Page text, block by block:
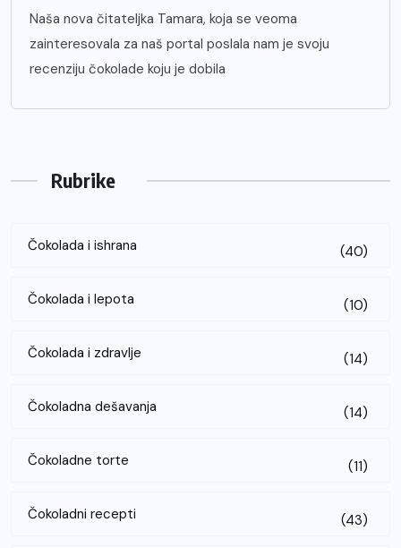
Naša nova čitateljka Tamara, koja se veoma
zainteresovala za naš portal poslala nam je svoju
recenziju čokolade koju je dobila
Rubrike
Čokolada i ishrana (40)
Čokolada i lepota (10)
Čokolada i zdravlje (14)
Čokoladna dešavanja (14)
Čokoladne torte (11)
Čokoladni recepti (43)